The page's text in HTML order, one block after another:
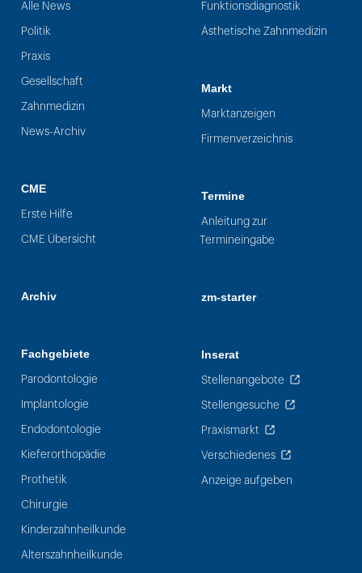
Alle News
Politik
Praxis
Gesellschaft
Zahnmedizin
News-Archiv
CME
Erste Hilfe
CME Übersicht
Archiv
Fachgebiete
Parodontologie
Implantologie
Endodontologie
Kieferorthopädie
Prothetik
Chirurgie
Kinderzahnheilkunde
Alterszahnheilkunde
Funktionsdiagnostik
Ästhetische Zahnmedizin
Markt
Marktanzeigen
Firmenverzeichnis
Termine
Anleitung zur
Termineingabe
zm-starter
Inserat
Stellenangebote
Stellengesuche
Praxismarkt
Verschiedenes
Anzeige aufgeben